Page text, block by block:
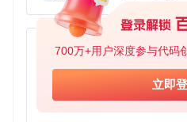
700万+用户深度参与代码
立即
AionUi
TypeScript
0 6